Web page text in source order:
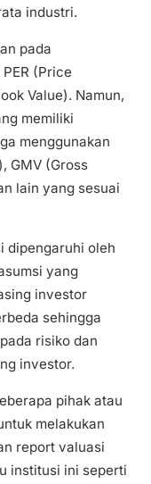
industri.
pada
(Price
Value). Namun,
memiliki
menggunakan
GMV (Gross
lain yang sesuai
dipengaruhi oleh
yang
investor
sehingga
risiko dan
investor.
pihak atau
melakukan
report valuasi
institusi ini seperti